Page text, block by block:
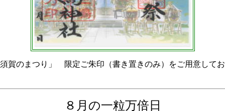
賀のまつり」 限定ご朱印（書き置きのみ）をご用意して
８月の一粒万倍日